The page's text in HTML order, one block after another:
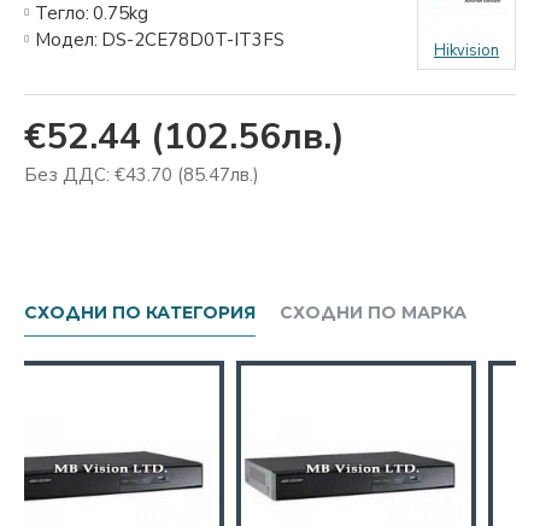
€52.44 (102.56лв.)
Без ДДС: €43.70 (85.47лв.)
Тегло: 0.75kg
Модел: DS-2CE78D0T-IT3FS Hikvision
СХОДНИ ПО КАТЕГОРИЯ СХОДНИ ПО МАРКА